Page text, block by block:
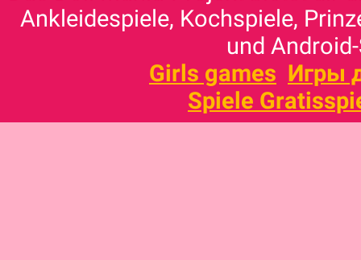
Ankleidespiele, Kochspiele,
und
Girls games Игры
Spiele